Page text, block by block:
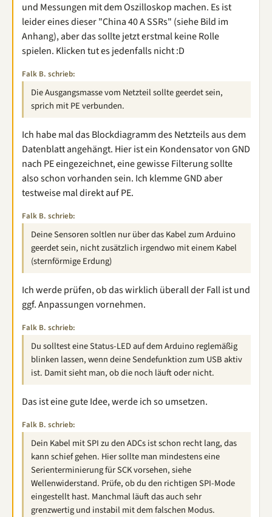
und Messungen mit dem Oszilloskop machen. Es ist
leider eines dieser "China 40 A SSRs" (siehe Bild im
Anhang), aber das sollte jetzt erstmal keine Rolle
spielen. Klicken tut es jedenfalls nicht :D
Falk B. schrieb:
Die Ausgangsmasse vom Netzteil sollte geerdet sein,
sprich mit PE verbunden.
Ich habe mal das Blockdiagramm des Netzteils aus dem
Datenblatt angehängt. Hier ist ein Kondensator von GND
nach PE eingezeichnet, eine gewisse Filterung sollte
also schon vorhanden sein. Ich klemme GND aber
testweise mal direkt auf PE.
Falk B. schrieb:
Deine Sensoren soltlen nur über das Kabel zum Arduino
geerdet sein, nicht zusätzlich irgendwo mit einem Kabel
(sternförmige Erdung)
Ich werde prüfen, ob das wirklich überall der Fall ist und
ggf. Anpassungen vornehmen.
Falk B. schrieb:
Du solltest eine Status-LED auf dem Arduino reglemäßig
blinken lassen, wenn deine Sendefunktion zum USB aktiv
ist. Damit sieht man, ob die noch läuft oder nicht.
Das ist eine gute Idee, werde ich so umsetzen.
Falk B. schrieb:
Dein Kabel mit SPI zu den ADCs ist schon recht lang, das
kann schief gehen. Hier sollte man mindestens eine
Serienterminierung für SCK vorsehen, siehe
Wellenwiderstand. Prüfe, ob du den richtigen SPI-Mode
eingestellt hast. Manchmal läuft das auch sehr
grenzwertig und instabil mit dem falschen Modus.